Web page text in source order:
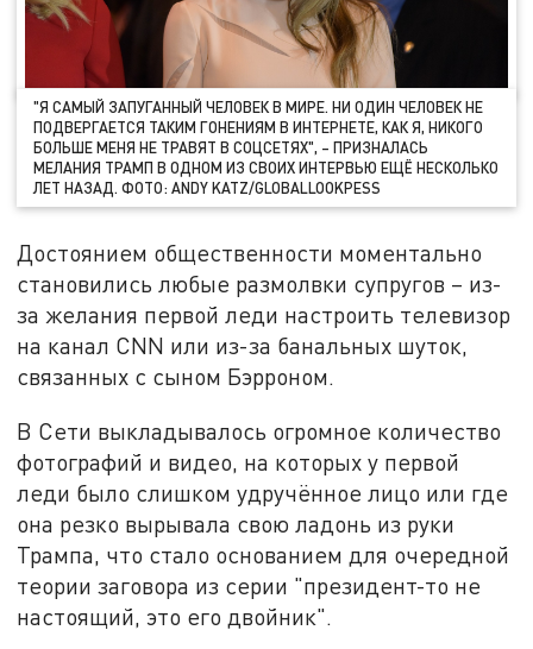
"Я САМЫЙ ЗАПУГАННЫЙ ЧЕЛОВЕК В МИРЕ. НИ ОДИН ЧЕЛОВЕК НЕ
ПОДВЕРГАЕТСЯ ТАКИМ ГОНЕНИЯМ В ИНТЕРНЕТЕ, КАК Я, НИКОГО
БОЛЬШЕ МЕНЯ НЕ ТРАВЯТ В СОЦСЕТЯХ", – ПРИЗНАЛАСЬ
МЕЛАНИЯ ТРАМП В ОДНОМ ИЗ СВОИХ ИНТЕРВЬЮ ЕЩЁ НЕСКОЛЬКО
ЛЕТ НАЗАД. ФОТО: ANDY KATZ/GLOBALLOOKPESS
Достоянием общественности моментально
становились любые размолвки супругов – из-
за желания первой леди настроить телевизор
на канал CNN или из-за банальных шуток,
связанных с сыном Бэрроном.
В Сети выкладывалось огромное количество
фотографий и видео, на которых у первой
леди было слишком удручённое лицо или где
она резко вырывала свою ладонь из руки
Трампа, что стало основанием для очередной
теории заговора из серии "президент-то не
настоящий, это его двойник".